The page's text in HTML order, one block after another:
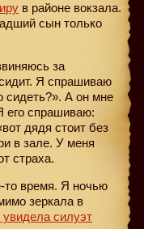
в районе вокзала.
сын только
за
Я спрашиваю
сидеть?». А он мне
его спрашиваю:
дядя стоит без
в зале. У меня
страха.
то время. Я ночью
зеркала в
силуэт